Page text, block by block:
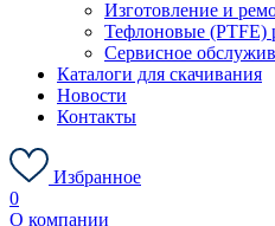
Изготовление и
Тефлоновые (PTFE)
Сервисное
Каталоги для скачивания
Новости
Контакты
Избранное
0
О компании